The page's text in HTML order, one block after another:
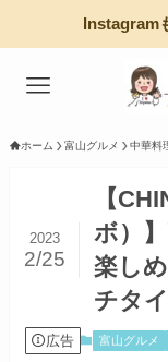
Instagram
ホーム 富山グルメ 中華料
【
ボ）
楽し
チタ
2023
2/25
広告 富山グルメ